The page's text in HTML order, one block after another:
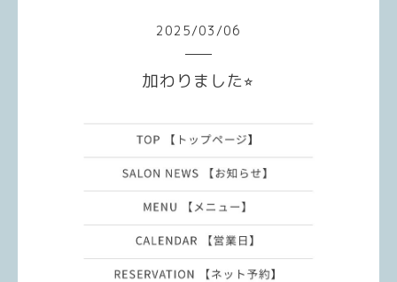
2025/03 /06
加わりました⭐︎